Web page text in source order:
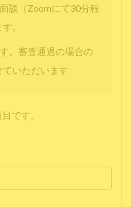
談（Zoomにて30分程
。
。審査通過の場合の
いただいます
です。